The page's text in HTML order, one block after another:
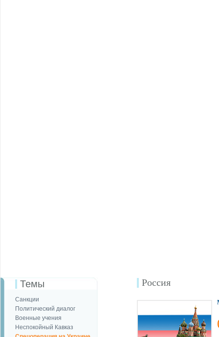
Темы
Санкции
Политический диалог
Военные учения
Неспокойный Кавказ
Россия